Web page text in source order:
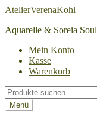
Zur
springen
Zum
springen
AtelierVerenaKohl
Aquarelle & Soreia
Mein Konto
Kasse
Warenkorb
Suchen
nach:
Menü